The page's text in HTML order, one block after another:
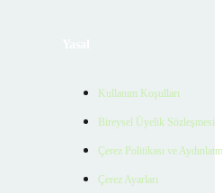
Kullanım Koşulları
Bireysel Üyelik Sözleşmesi
Çerez Politikası ve
Çerez Ayarları